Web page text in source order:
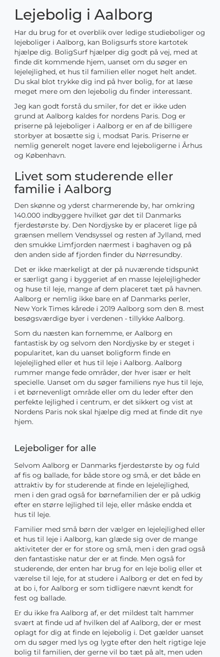
Lejebolig i Aalborg
Har du brug for et overblik over ledige studieboliger og
lejeboliger i Aalborg, kan Boligsurfs store kartotek
hjælpe dig. BoligSurf hjælper dig godt på vej, med at
finde dit kommende hjem, uanset om du søger en
lejelejlighed, et hus til familien eller noget helt andet.
Du skal blot trykke dig ind på hver bolig, for at læse
meget mere om den lejebolig du finder interessant.
Jeg kan godt forstå du smiler, for det er ikke uden
grund at Aalborg kaldes for nordens Paris. Dog er
priserne på lejeboliger i Aalborg er en af de billigere
storbyer at bosætte sig i, modsat Paris. Priserne er
nemlig generelt noget lavere end lejeboligerne i Århus
og København.
Livet som studerende eller
familie i Aalborg
Den skønne og yderst charmerende by, har omkring
140.000 indbyggere hvilket gør det til Danmarks
fjerdestørste by. Den Nordjyske by er placeret lige på
grænsen mellem Vendsyssel og resten af Jylland, med
den smukke Limfjorden nærmest i baghaven og på
den anden side af fjorden finder du Nørresundby.
Det er ikke mærkeligt at der på nuværende tidspunkt
er særligt gang i byggeriet af en masse lejelejligheder
og huse til leje, mange af dem placeret tæt på havnen.
Aalborg er nemlig ikke bare en af Danmarks perler,
New York Times kårede i 2019 Aalborg som den 8. mest
besøgsværdige byer i verdenen - tillykke Aalborg.
Som du næsten kan fornemme, er Aalborg en
fantastisk by og selvom den Nordjyske by er steget i
popularitet, kan du uanset boligform finde en
lejelejlighed eller et hus til leje i Aalborg. Aalborg
rummer mange fede områder, der hver især er helt
specielle. Uanset om du søger familiens nye hus til leje,
i et børnevenligt område eller om du leder efter den
perfekte lejlighed i centrum, er det sikkert og vist at
Nordens Paris nok skal hjælpe dig med at finde dit nye
hjem.
Lejeboliger for alle
Selvom Aalborg er Danmarks fjerdestørste by og fuld
af fis og ballade, for både store og små, er det både en
attraktiv by for studerende at finde en lejelejlighed,
men i den grad også for børnefamilien der er på udkig
efter en større lejlighed til leje, eller måske endda et
hus til leje.
Familier med små børn der vælger en lejelejlighed eller
et hus til leje i Aalborg, kan glæde sig over de mange
aktiviteter der er for store og små, men i den grad også
den fantastiske natur der er at finde. Men også for
studerende, der enten har brug for en leje bolig eller et
værelse til leje, for at studere i Aalborg er det en fed by
at bo i, for Aalborg er som tidligere nævnt kendt for
fest og ballade.
Er du ikke fra Aalborg af, er det mildest talt hammer
svært at finde ud af hvilken del af Aalborg, der er mest
oplagt for dig at finde en lejebolig i. Det gælder uanset
om du søger med lys og lygte efter den helt rigtige leje
bolig til familien, der gerne vil bo tæt på alt, men uden